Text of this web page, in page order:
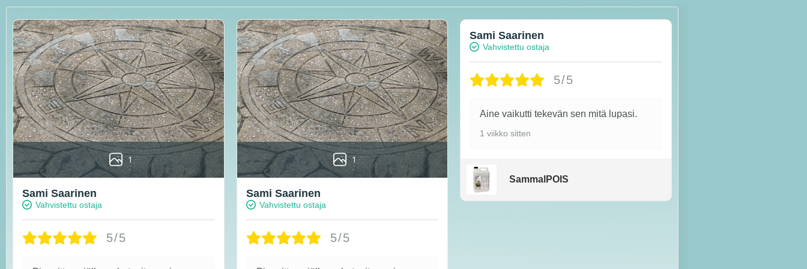
1
Sami Saarinen
Vahvistettu ostaja
5/5
1
Sami Saarinen
Vahvistettu ostaja
5/5
Sami Saarinen
Vahvistettu ostaja
5/5
Aine vaikutti tekevän sen mitä lupasi.
1 viikko sitten
SammalPOIS